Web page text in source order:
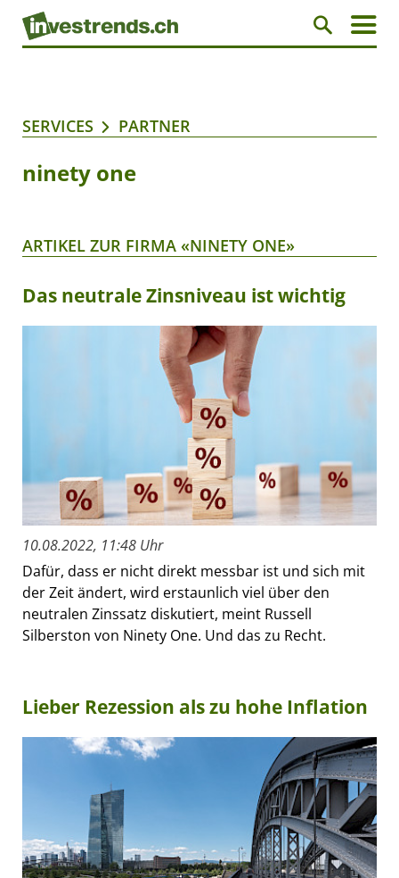
SERVICES PARTNER
ninety one
ARTIKEL ZUR FIRMA «NINETY ONE»
Das neutrale Zinsniveau ist wichtig
10.08.2022, 11:48 Uhr
Dafür, dass er nicht direkt messbar ist und sich mit
der Zeit ändert, wird erstaunlich viel über den
neutralen Zinssatz diskutiert, meint Russell
Silberston von Ninety One. Und das zu Recht.
Lieber Rezession als zu hohe Inflation